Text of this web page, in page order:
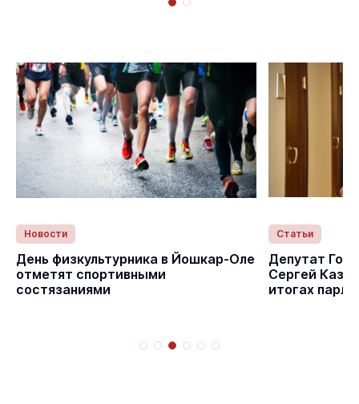
Новости
День физкультурника в Йошкар-Оле
отметят спортивными
состязаниями
Статьи
Депутат
Сергей
итогах